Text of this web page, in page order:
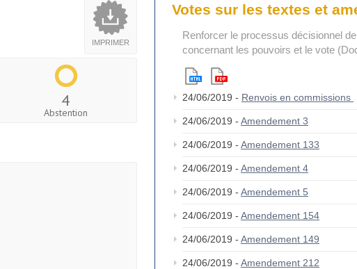
IMPRIMER
4
Abstention
Votes sur les textes et
Renforcer le processus décisionnel
concernant les pouvoirs et le vote
24/06/2019 - Renvois en commissions
24/06/2019 - Amendement 3
24/06/2019 - Amendement 133
24/06/2019 - Amendement 4
24/06/2019 - Amendement 5
24/06/2019 - Amendement 154
24/06/2019 - Amendement 149
24/06/2019 - Amendement 212